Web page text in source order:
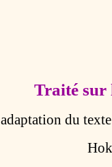
Traité sur
adaptation du